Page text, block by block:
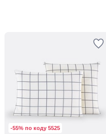
-55% по коду 5525